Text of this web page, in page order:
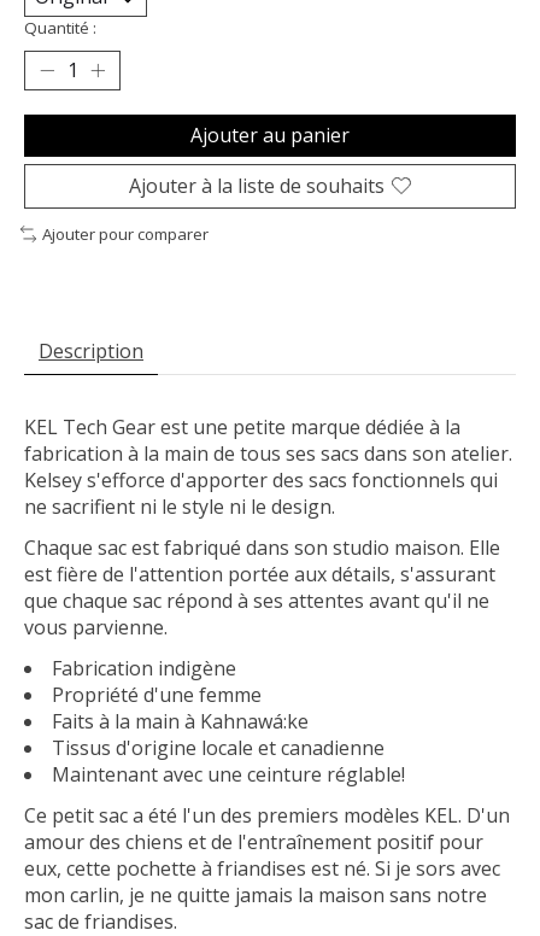
Quantité :
Ajouter au panier
Ajouter à la liste de souhaits
Ajouter pour comparer
Description
KEL Tech Gear est une petite marque dédiée à la
fabrication à la main de tous ses sacs dans son atelier.
Kelsey s'efforce d'apporter des sacs fonctionnels qui
ne sacrifient ni le style ni le design.
Chaque sac est fabriqué dans son studio maison. Elle
est fière de l'attention portée aux détails, s'assurant
que chaque sac répond à ses attentes avant qu'il ne
vous parvienne.
Fabrication indigène
Propriété d'une femme
Faits à la main à Kahnawá:ke
Tissus d'origine locale et canadienne
Maintenant avec une ceinture réglable!
Ce petit sac a été l'un des premiers modèles KEL. D'un
amour des chiens et de l'entraînement positif pour
eux, cette pochette à friandises est né. Si je sors avec
mon carlin, je ne quitte jamais la maison sans notre
sac de friandises.